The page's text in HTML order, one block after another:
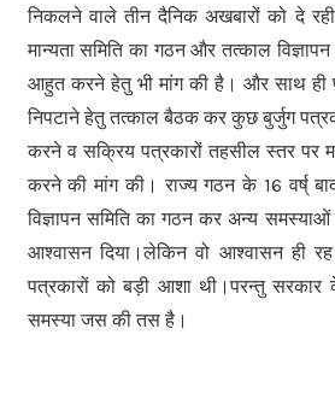
निकलने वाले तीन दैनिक अखबारों को दे
मान्यता समिति का गठन और तत्काल
आहुत करने हेतु भी मांग की है। और साथ ही
निपटाने हेतु तत्काल बैठक कर कुछ बुर्जुग
करने व सक्रिय पत्रकारों तहसील स्तर पर
करने की मांग की। राज्य गठन के 16 वर्ष्
विज्ञापन समिति का गठन कर अन्य
आश्वासन दिया।लेकिन वो आश्वासन ही
पत्रकारों को बड़ी आशा थी।परन्तु सरकार
समस्या जस की तस है।